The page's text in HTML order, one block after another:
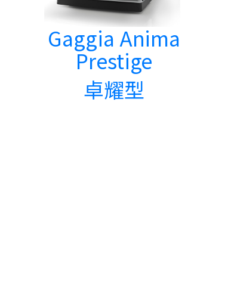
Gaggia Anima
Prestige
卓耀型